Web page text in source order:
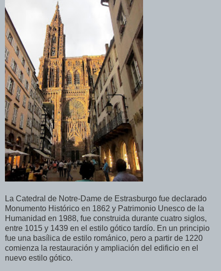
La Catedral de Notre-Dame de Estrasburgo fue declarado
Monumento Histórico en 1862 y Patrimonio Unesco de la
Humanidad en 1988, fue construida durante cuatro siglos,
entre 1015 y 1439 en el estilo gótico tardío. En un principio
fue una basílica de estilo románico, pero a partir de 1220
comienza la restauración y ampliación del edificio en el
nuevo estilo gótico.